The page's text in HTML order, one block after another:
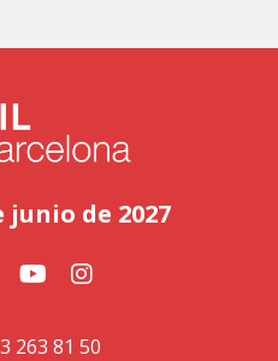
junio de 2027
263 81 50